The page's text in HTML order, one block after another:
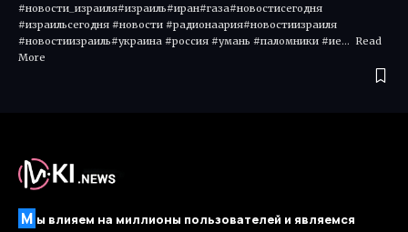
#новости_израиля#израиль#иран#газа#новостисегодня
#израильсегодня #новости #радионаария#новостиизраиля
#новостиизраиль#украина #россия #умань #паломники #ие... Read
More ​
М ы влияем на миллионы пользователей и являемся